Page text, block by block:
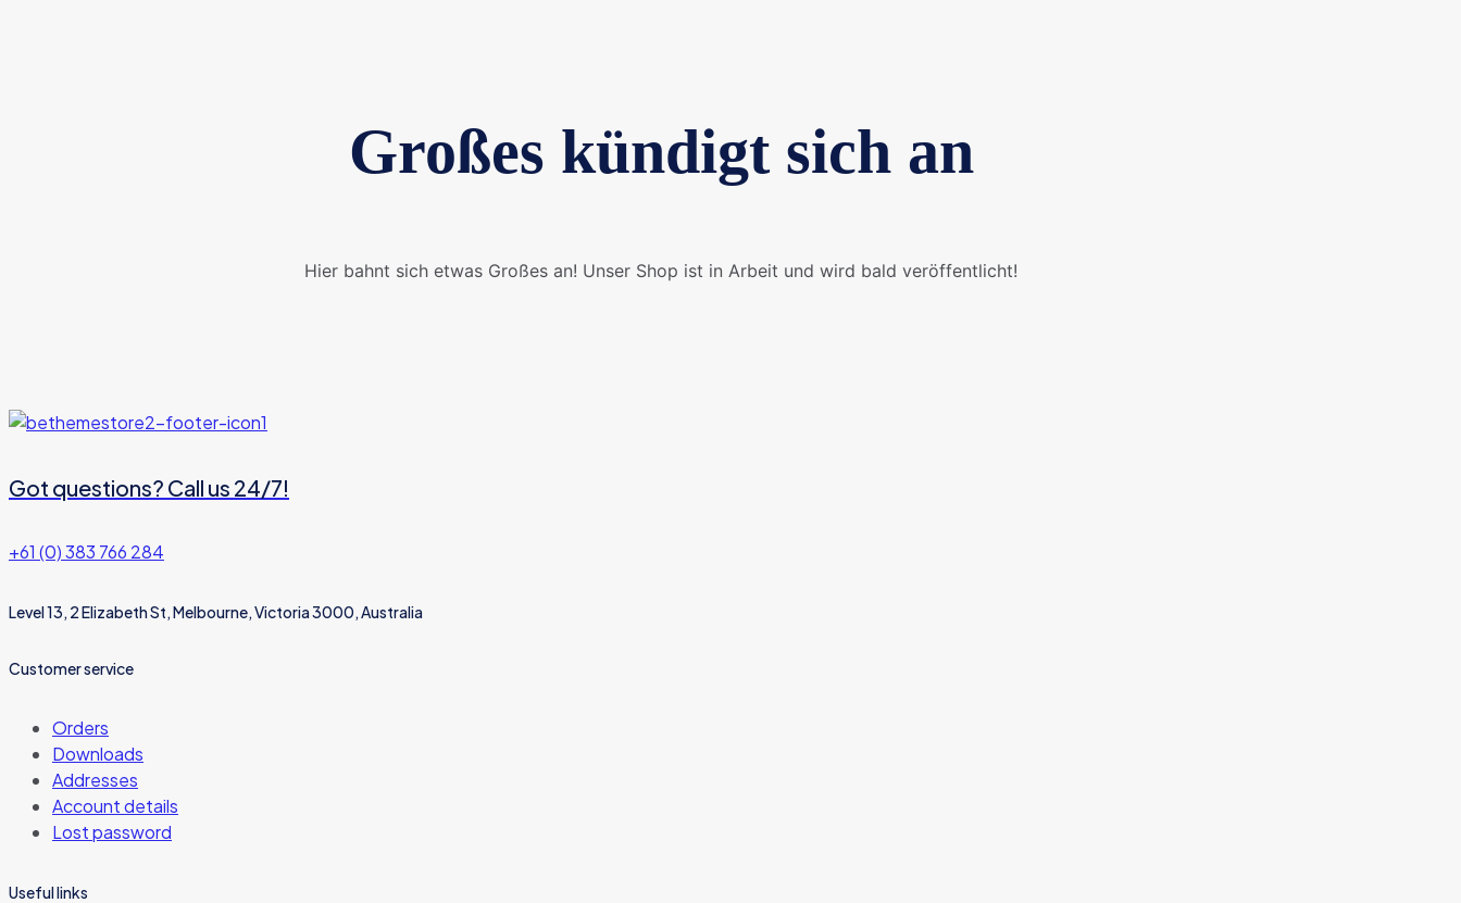
Großes kündigt sich an
Hier bahnt sich etwas Großes an! Unser Shop ist in Arbeit und wird bald veröffentlicht!
Got questions? Call us 24/7!
+61 (0) 383 766 284
Level 13, 2 Elizabeth St, Melbourne, Victoria 3000, Australia
Customer service
Orders
Downloads
Addresses
Account details
Lost password
Useful links